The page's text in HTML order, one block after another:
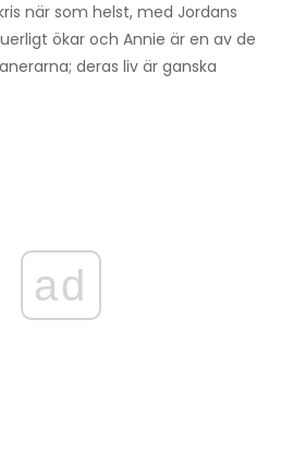
när som helst, med Jordans
ökar och Annie är en av de
deras liv är ganska
ad